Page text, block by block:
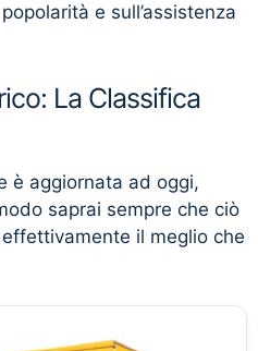
e sull’assistenza
La Classifica
è aggiornata ad oggi,
saprai sempre che ciò
il meglio che